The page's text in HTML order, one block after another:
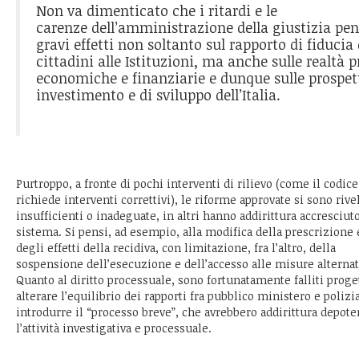
Non va dimenticato che i ritardi e le
carenze dell’amministrazione della giustizia
gravi effetti non soltanto sul rapporto di fiducia
cittadini alle Istituzioni, ma anche sulle realtà
economiche e finanziarie e dunque sulle
investimento e di sviluppo dell’Italia.
Purtroppo, a fronte di pochi interventi di rilievo (come il
richiede interventi correttivi), le riforme approvate si sono
insufficienti o inadeguate, in altri hanno addirittura
sistema. Si pensi, ad esempio, alla modifica della prescrizione
degli effetti della recidiva, con limitazione, fra l’altro, della
sospensione dell’esecuzione e dell’accesso alle misure
Quanto al diritto processuale, sono fortunatamente falliti
alterare l’equilibrio dei rapporti fra pubblico ministero e
introdurre il “processo breve”, che avrebbero addirittura
l’attività investigativa e processuale.